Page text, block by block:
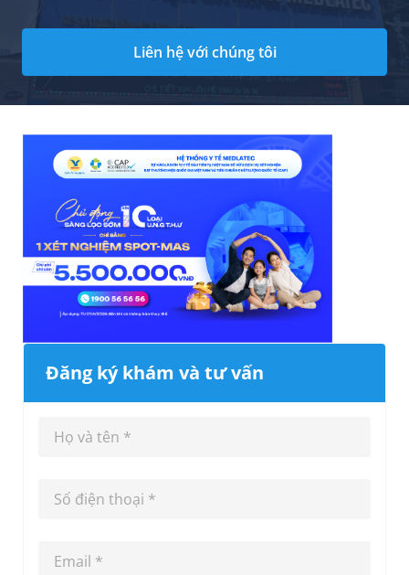
Liên hệ với chúng tôi
Đăng ký khám và tư vấn